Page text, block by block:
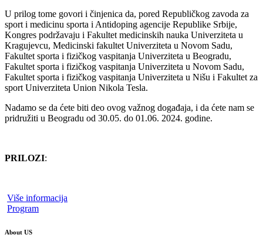
U prilog tome govori i činjenica da, pored Republičkog zavoda za
sport i medicinu sporta i Antidoping agencije Republike Srbije,
Kongres podržavaju i Fakultet medicinskih nauka Univerziteta u
Kragujevcu, Medicinski fakultet Univerziteta u Novom Sadu,
Fakultet sporta i fizičkog vaspitanja Univerziteta u Beogradu,
Fakultet sporta i fizičkog vaspitanja Univerziteta u Novom Sadu,
Fakultet sporta i fizičkog vaspitanja Univerziteta u Nišu i Fakultet za
sport Univerziteta Union Nikola Tesla.
Nadamo se da ćete biti deo ovog važnog događaja, i da ćete nam se
pridružiti u Beogradu od 30.05. do 01.06. 2024. godine.
PRILOZI:
Više informacija
Program
About US